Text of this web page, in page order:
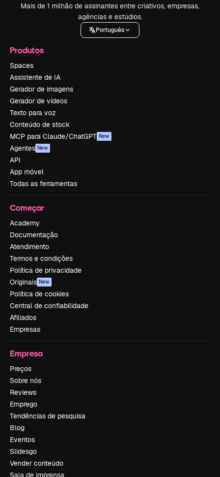
Mais de 1 milhão de assinantes entre criativos, empresas,
agências e estúdios.
Português
Produtos
Spaces
Assistente de IA
Gerador de imagens
Gerador de vídeos
Texto para voz
Conteúdo de stock
MCP para Claude/ChatGPT New
Agentes New
API
App móvel
Todas as ferramentas
Começar
Academy
Documentação
Atendimento
Termos e condições
Política de privacidade
Originais New
Política de cookies
Central de confiabilidade
Afiliados
Empresas
Empresa
Preços
Sobre nós
Reviews
Emprego
Tendências de pesquisa
Blog
Eventos
Slidesgo
Vender conteúdo
Sala de imprensa